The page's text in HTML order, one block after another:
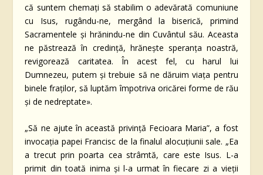
că suntem chemați să stabilim o adevărată comuniune
cu Isus, rugându-ne, mergând la biserică, primind
Sacramentele și hrănindu-ne din Cuvântul său. Aceasta
ne păstrează în credință, hrănește speranța noastră,
revigorează caritatea. În acest fel, cu harul lui
Dumnezeu, putem și trebuie să ne dăruim viața pentru
binele fraților, să luptăm împotriva oricărei forme de rău
și de nedreptate».
„Să ne ajute în această privință Fecioara Maria”, a fost
invocația papei Francisc de la finalul alocuțiunii sale. „Ea
a trecut prin poarta cea strâmtă, care este Isus. L-a
primit din toată inima și l-a urmat în fiecare zi a vieții